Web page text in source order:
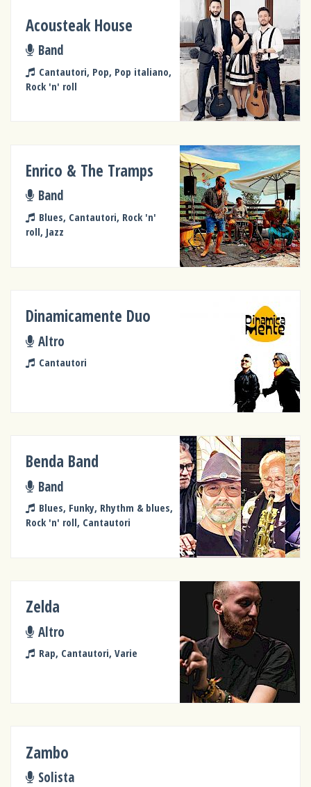
Acousteak House
Band
Cantautori, Pop, Pop italiano,
Rock 'n' roll
Enrico & The Tramps
Band
Blues, Cantautori, Rock 'n'
roll, Jazz
Dinamicamente Duo
Altro
Cantautori
Benda Band
Band
Blues, Funky, Rhythm & blues,
Rock 'n' roll, Cantautori
Zelda
Altro
Rap, Cantautori, Varie
Zambo
Solista